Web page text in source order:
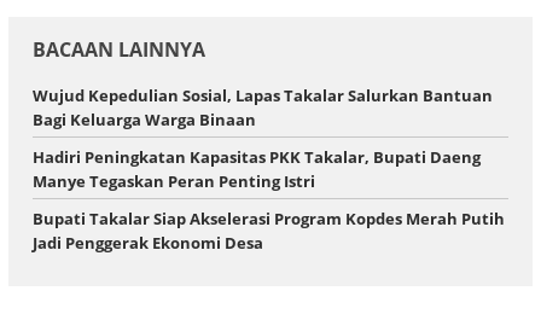
BACAAN LAINNYA
Wujud Kepedulian Sosial, Lapas Takalar Salurkan Bantuan
Bagi Keluarga Warga Binaan
Hadiri Peningkatan Kapasitas PKK Takalar, Bupati Daeng
Manye Tegaskan Peran Penting Istri
Bupati Takalar Siap Akselerasi Program Kopdes Merah Putih
Jadi Penggerak Ekonomi Desa